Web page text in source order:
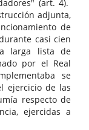
(art. 4).
adjunta,
de
casi cien
larga lista de
por el Real
se
ejercicio de las
respecto de
ejercidas a